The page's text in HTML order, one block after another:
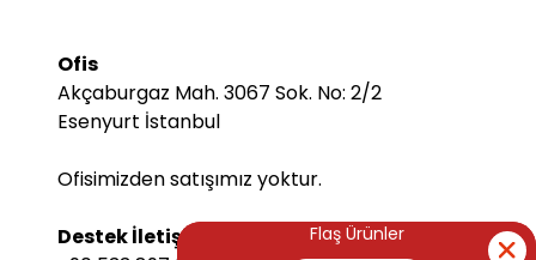
Ofis
Akçaburgaz Mah. 3067 Sok. No: 2/2
Esenyurt İstanbul
Ofisimizden satışımız yoktur.
Destek İletişim Bilgileri
Flaş Ürünler
Flaş Ürünler